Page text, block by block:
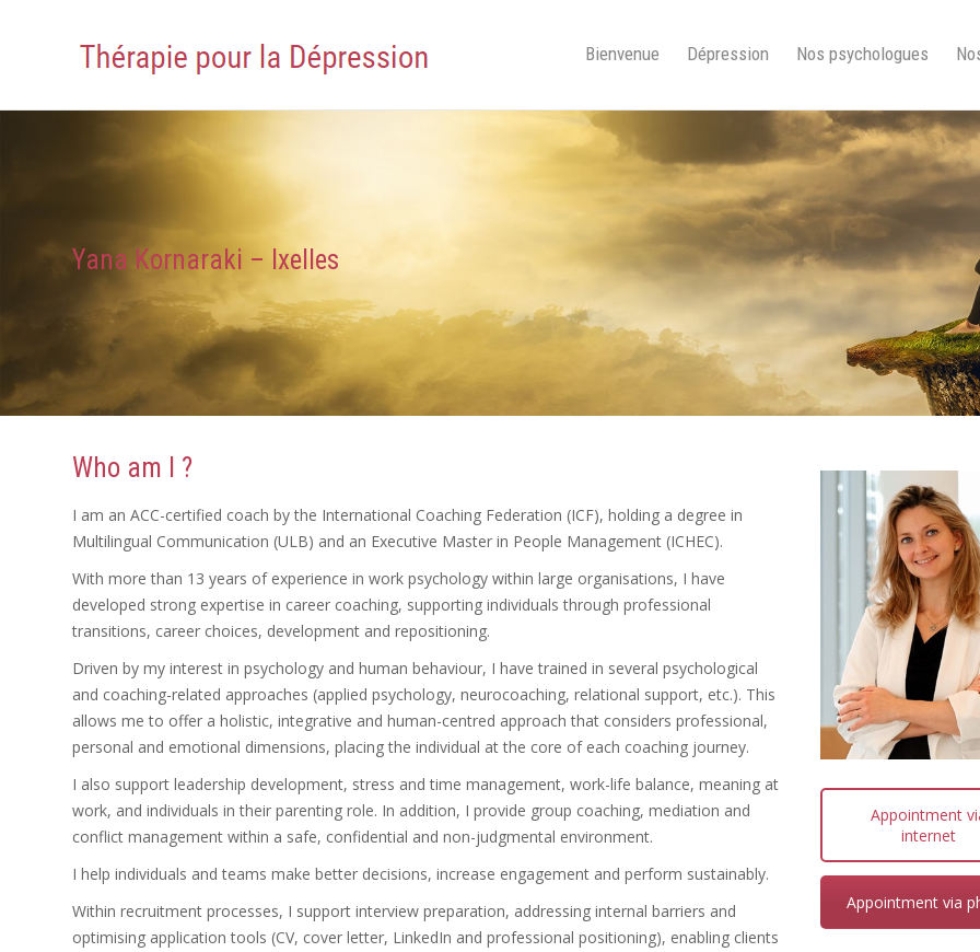
Bienvenue Dépression Nos psychologues
Yana Kornaraki – Ixelles
Who am I ?
I am an ACC-certified coach by the International Coaching Federation (ICF), holding a degree in
Multilingual Communication (ULB) and an Executive Master in People Management (ICHEC).
With more than 13 years of experience in work psychology within large organisations, I have
developed strong expertise in career coaching, supporting individuals through professional
transitions, career choices, development and repositioning.
Driven by my interest in psychology and human behaviour, I have trained in several psychological
and coaching-related approaches (applied psychology, neurocoaching, relational support, etc.). This
allows me to offer a holistic, integrative and human-centred approach that considers professional,
personal and emotional dimensions, placing the individual at the core of each coaching journey.
I also support leadership development, stress and time management, work-life balance, meaning at
work, and individuals in their parenting role. In addition, I provide group coaching, mediation and
conflict management within a safe, confidential and non-judgmental environment.
I help individuals and teams make better decisions, increase engagement and perform sustainably.
Within recruitment processes, I support interview preparation, addressing internal barriers and
optimising application tools (CV, cover letter, LinkedIn and professional positioning), enabling clients
Appointment
internet
Appointment via